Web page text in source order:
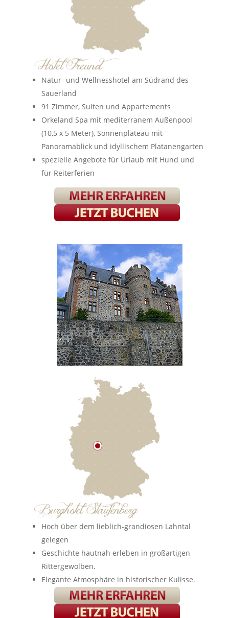
Natur- und Wellnesshotel am Südrand des
Sauerland
91 Zimmer, Suiten und Appartements
Orkeland Spa mit mediterranem Außenpool
(10,5 x 5 Meter), Sonnenplateau mit
Panoramablick und idyllischem Platanengarten
spezielle Angebote für Urlaub mit Hund und
für Reiterferien
Hoch über dem lieblich-grandiosen Lahntal
gelegen
Geschichte hautnah erleben in großartigen
Rittergewölben.
Elegante Atmosphäre in historischer Kulisse.